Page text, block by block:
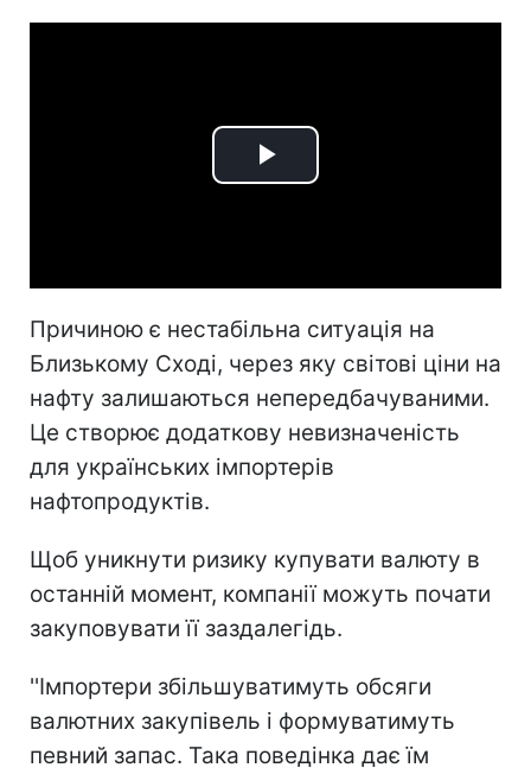
Play
Причиною є нестабільна ситуація на
Близькому Сході, через яку світові ціни на
нафту залишаються непередбачуваними.
Це створює додаткову невизначеність
для українських імпортерів
нафтопродуктів.
Щоб уникнути ризику купувати валюту в
останній момент, компанії можуть почати
закуповувати її заздалегідь.
''Імпортери збільшуватимуть обсяги
валютних закупівель і формуватимуть
певний запас. Така поведінка дає їм